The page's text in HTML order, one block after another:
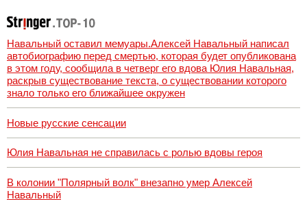
Навальный оставил мемуары.Алексей Навальный написал
автобиографию перед смертью, которая будет опубликована
в этом году, сообщила в четверг его вдова Юлия Навальная,
раскрыв существование текста, о существовании которого
знало только его ближайшее окружен
Новые русские сенсации
Юлия Навальная не справилась с ролью вдовы героя
В колонии "Полярный волк" внезапно умер Алексей
Навальный